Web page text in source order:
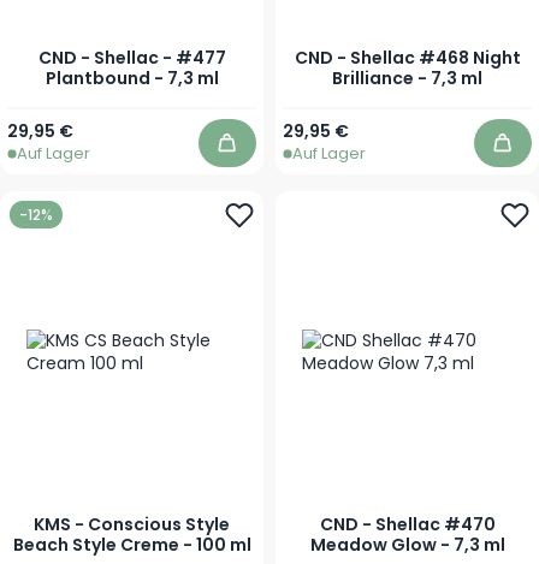
CND - Shellac - #477
Plantbound - 7,3 ml
29,95 €
Auf Lager In den Warenkorb
CND - Shellac #468 Night
Brilliance - 7,3 ml
29,95 €
Auf Lager In
-12%
KMS - Conscious Style
Beach Style Creme - 100 ml
CND - Shellac #470
Meadow Glow - 7,3 ml